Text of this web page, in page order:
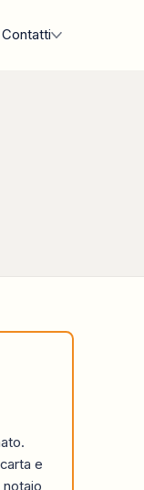
Contatti
e